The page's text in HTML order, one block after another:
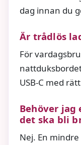
dag innan du
Är trådlös
För
USB-C med
Behöver
det ska bli
Nej. En